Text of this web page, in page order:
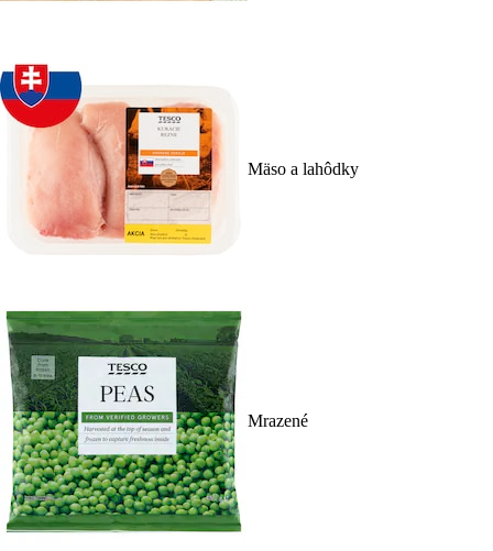
Mäso a lahôdky
Mrazené